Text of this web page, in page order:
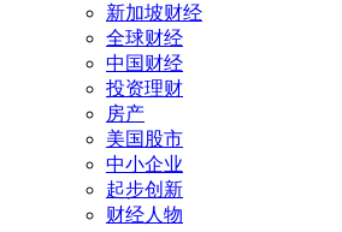
新加坡财经
全球财经
中国财经
投资理财
房产
美国股市
中小企业
起步创新
财经人物